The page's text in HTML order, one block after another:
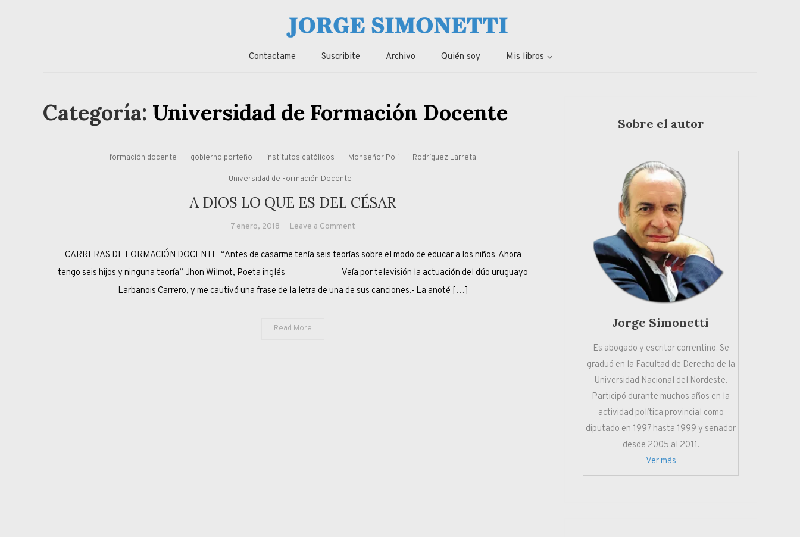
Jorge Eduardo Simonetti
Columna de opinión de doctor Jorge Simonetti sobre política, economia de Corrientes, Argentina y el Mundo
Contactame Suscribite Archivo Quién soy Mis libros
Categoría: Universidad de Formación Docente
formación docente gobierno porteño institutos católicos Monseñor Poli Rodríguez Larreta
Universidad de Formación Docente
A DIOS LO QUE ES DEL CÉSAR
7 enero, 2018 Leave a Comment
DIOS
LO
CARRERAS DE FORMACIÓN DOCENTE “Antes de casarme tenía seis teorías sobre el modo de educar a los niños. Ahora
tengo seis hijos y ninguna teoría” Jhon Wilmot, Poeta inglés Veía por televisión la actuación del dúo uruguayo
Larbanois Carrero, y me cautivó una frase de la letra de una de sus canciones.- La anoté […]
Read More
Sobre el autor
Jorge Simonetti
Es abogado y escritor correntino. Se
graduó en la Facultad de Derecho de la
Universidad Nacional del Nordeste.
Participó durante muchos años en la
actividad política provincial como
diputado en 1997 hasta 1999 y senador
desde 2005 al 2011.
Ver más